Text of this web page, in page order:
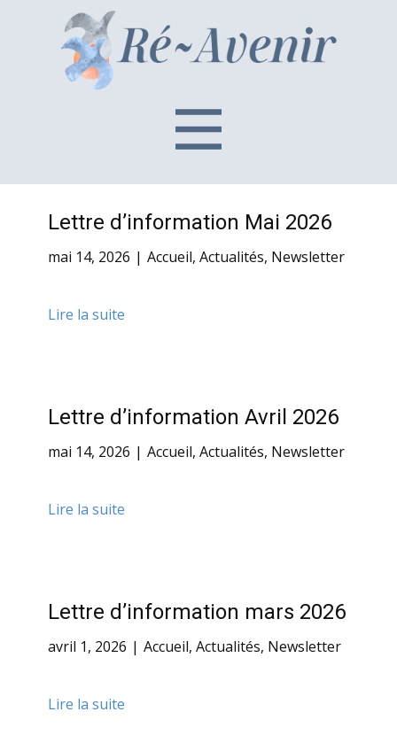
Lettre d’information Mai 2026
mai 14, 2026 Accueil, Actualités, Newsletter
Lire la suite
Lettre d’information Avril 2026
mai 14, 2026 Accueil, Actualités, Newsletter
Lire la suite
Lettre d’information mars 2026
avril 1, 2026 Accueil, Actualités, Newsletter
Lire la suite